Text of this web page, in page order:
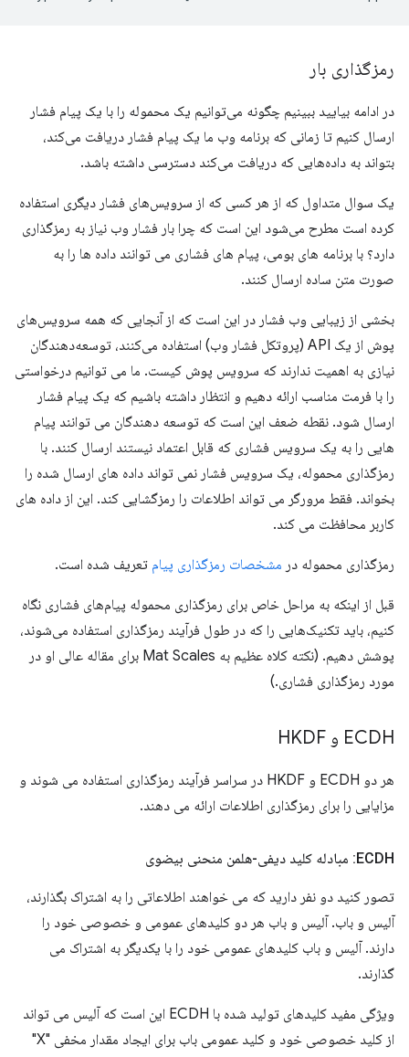
رمزگذاری بار
در ادامه بیایید ببینیم چگونه می‌توانیم یک محموله را با یک پیام فشار
ارسال کنیم تا زمانی که برنامه وب ما یک پیام فشار دریافت می‌کند،
بتواند به داده‌هایی که دریافت می‌کند دسترسی داشته باشد.
یک سوال متداول که از هر کسی که از سرویس‌های فشار دیگری استفاده
کرده است مطرح می‌شود این است که چرا بار فشار وب نیاز به رمزگذاری
دارد؟ با برنامه های بومی، پیام های فشاری می توانند داده ها را به
صورت متن ساده ارسال کنند.
بخشی از زیبایی وب فشار در این است که از آنجایی که همه سرویس‌های
پوش از یک API (پروتکل فشار وب) استفاده می‌کنند، توسعه‌دهندگان
نیازی به اهمیت ندارند که سرویس پوش کیست. ما می توانیم درخواستی
را با فرمت مناسب ارائه دهیم و انتظار داشته باشیم که یک پیام فشار
ارسال شود. نقطه ضعف این است که توسعه دهندگان می توانند پیام
هایی را به یک سرویس فشاری که قابل اعتماد نیستند ارسال کنند. با
رمزگذاری محموله، یک سرویس فشار نمی تواند داده های ارسال شده را
بخواند. فقط مرورگر می تواند اطلاعات را رمزگشایی کند. این از داده های
کاربر محافظت می کند.
رمزگذاری محموله در مشخصات رمزگذاری پیام تعریف شده است.
قبل از اینکه به مراحل خاص برای رمزگذاری محموله پیام‌های فشاری نگاه
کنیم، باید تکنیک‌هایی را که در طول فرآیند رمزگذاری استفاده می‌شوند،
پوشش دهیم. (نکته کلاه عظیم به Mat Scales برای مقاله عالی او در
مورد رمزگذاری فشاری.)
ECDH و HKDF
هر دو ECDH و HKDF در سراسر فرآیند رمزگذاری استفاده می شوند و
مزایایی را برای رمزگذاری اطلاعات ارائه می دهند.
ECDH: مبادله کلید دیفی-هلمن منحنی بیضوی
تصور کنید دو نفر دارید که می خواهند اطلاعاتی را به اشتراک بگذارند،
آلیس و باب. آلیس و باب هر دو کلیدهای عمومی و خصوصی خود را
دارند. آلیس و باب کلیدهای عمومی خود را با یکدیگر به اشتراک می
گذارند.
ویژگی مفید کلیدهای تولید شده با ECDH این است که آلیس می تواند
از کلید خصوصی خود و کلید عمومی باب برای ایجاد مقدار مخفی "X"